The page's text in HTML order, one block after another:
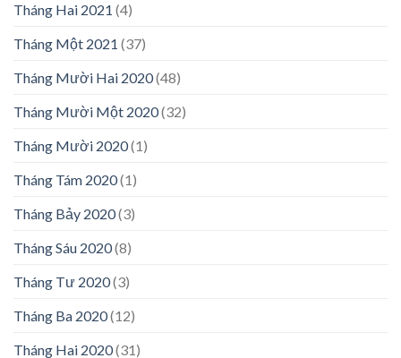
Tháng Hai 2021 (4)
Tháng Một 2021 (37)
Tháng Mười Hai 2020(48)
Tháng Mười Một 2020(32)
Tháng Mười 2020(1)
Tháng Tám 2020(1)
Tháng Bảy 2020(3)
Tháng Sáu 2020(8)
Tháng Tư 2020(3)
Tháng Ba 2020(12)
Tháng Hai 2020(31)